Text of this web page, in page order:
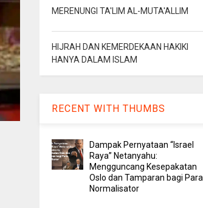
MERENUNGI TA'LIM AL-MUTA'ALLIM
HIJRAH DAN KEMERDEKAAN HAKIKI
HANYA DALAM ISLAM
RECENT WITH THUMBS
Dampak Pernyataan “Israel
Raya” Netanyahu:
Mengguncang Kesepakatan
Oslo dan Tamparan bagi Para
Normalisator